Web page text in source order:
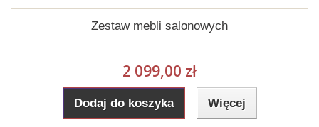
Zestaw mebli salonowych
2 099,00 zł
Dodaj do koszyka Więcej